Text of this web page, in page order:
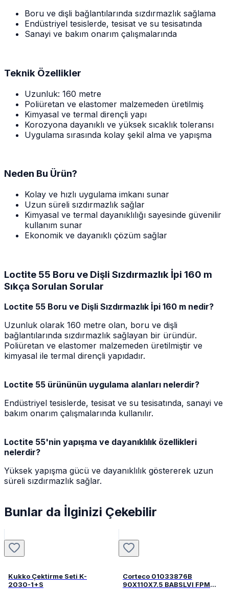
Boru ve dişli bağlantılarında sızdırmazlık sağlama
Endüstriyel tesislerde, tesisat ve su tesisatında
Sanayi ve bakım onarım çalışmalarında
Teknik Özellikler
Uzunluk: 160 metre
Poliüretan ve elastomer malzemeden üretilmiş
Kimyasal ve termal dirençli yapı
Korozyona dayanıklı ve yüksek sıcaklık toleransı
Uygulama sırasında kolay şekil alma ve yapışma
Neden Bu Ürün?
Kolay ve hızlı uygulama imkanı sunar
Uzun süreli sızdırmazlık sağlar
Kimyasal ve termal dayanıklılığı sayesinde güvenilir
kullanım sunar
Ekonomik ve dayanıklı çözüm sağlar
Loctite 55 Boru ve Dişli Sızdırmazlık İpi 160 m
Sıkça Sorulan Sorular
Loctite 55 Boru ve Dişli Sızdırmazlık İpi 160 m nedir?
Uzunluk olarak 160 metre olan, boru ve dişli
bağlantılarında sızdırmazlık sağlayan bir üründür.
Poliüretan ve elastomer malzemeden üretilmiştir ve
kimyasal ile termal dirençli yapıdadır.
Loctite 55 ürününün uygulama alanları nelerdir?
Endüstriyel tesislerde, tesisat ve su tesisatında, sanayi ve
bakım onarım çalışmalarında kullanılır.
Loctite 55'nin yapışma ve dayanıklılık özellikleri
nelerdir?
Yüksek yapışma gücü ve dayanıklılık göstererek uzun
süreli sızdırmazlık sağlar.
Bunlar da İlginizi Çekebilir
Kukko Çektirme Seti K-
2030-1+S
Corteco 01033876B
90X110X7.5 BABSLVI FPM